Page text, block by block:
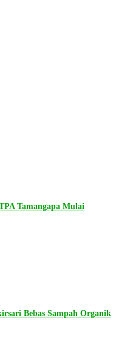
Tamangapa Mulai
Bebas Sampah Organik